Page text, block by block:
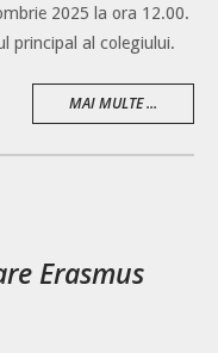
2025 la ora 12.00.
principal al colegiului.
MAI MULTE ...
Erasmus